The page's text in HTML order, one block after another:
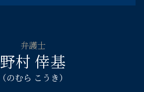
弁護士
野村 倖基
（のむら こうき）